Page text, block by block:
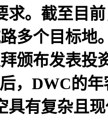
。截至目
多个目标地
颁布发表投
，DWC的
有复杂且